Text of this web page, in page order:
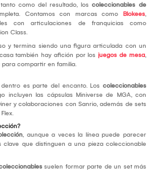
como del resultado, los coleccionables de
Contamos con marcas como Blokees,
con articulaciones de franquicias como
Class.
y termina siendo una figura articulada con un
también hay afición por los juegos de mesa,
compartir en familia.
es parte del encanto. Los coleccionables
incluyen las cápsulas Miniverse de MGA, con
y colaboraciones con Sanrio, además de sets
, aunque a veces la línea puede parecer
clave que distinguen a una pieza coleccionable
suelen formar parte de un set más